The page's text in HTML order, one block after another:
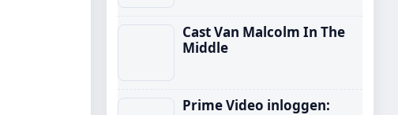
Cast Van Malcolm In The
Middle
Prime Video inloggen: